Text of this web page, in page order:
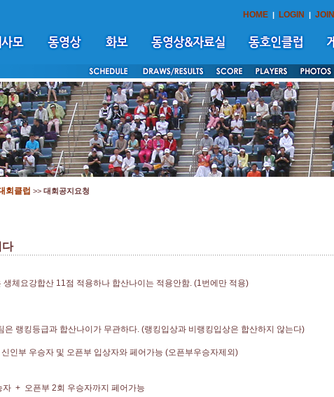
HOME | LOGIN | JOIN
회클럽 >> 대회공지요청
다
체요강합산 11점 적용하나 합산나이는 적용안함. (1번에만 적용)
랭킹등급과 합산나이가 무관하다. (랭킹입상과 비랭킹입상은 합산하지 않는다)
우승자 및 오픈부 입상자와 페어가능 (오픈부우승자제외)
+ 오픈부 2회 우승자까지 페어가능